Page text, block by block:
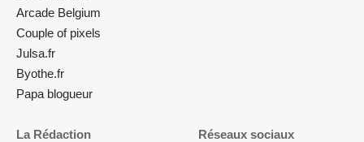
Arcade Belgium
Couple of pixels
Julsa.fr
Byothe.fr
Papa blogueur
La Rédaction Réseaux sociaux